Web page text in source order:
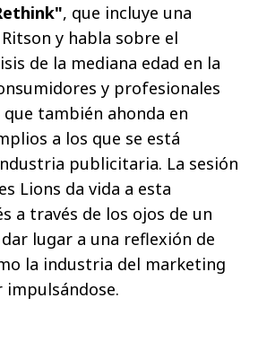
, que incluye una
y habla sobre el
de la mediana edad en la
y profesionales
también ahonda en
a los que se está
publicitaria. La sesión
Lions da vida a esta
a través de los ojos de un
lugar a una reflexión de
la industria del marketing